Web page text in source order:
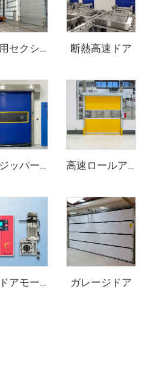
工業用セクショナルドア 断熱高速ドア
高速ジッパー式ドア 高速ロールアップドア
高速ドアモーター ガレージドア